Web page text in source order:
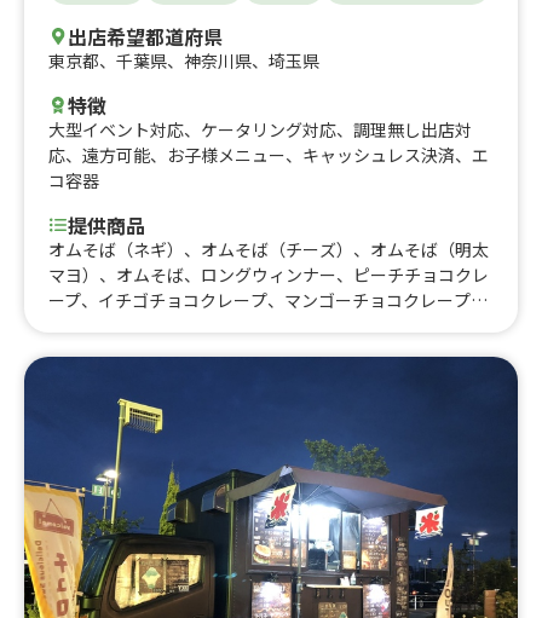
出店希望都道府県
東京都、 千葉県、 神奈川県、 埼玉県
特徴
大型イベント対応、 ケータリング対応、 調理無し出店対
応、 遠方可能、 お子様メニュー、 キャッシュレス決済、 エ
コ容器
提供商品
オムそば（ネギ）、オムそば（チーズ）、オムそば（明太
マヨ）、オムそば、ロングウィンナー、ピーチチョコクレ
ープ、イチゴチョコクレープ、マンゴーチョコクレープ、
ー（ポテトセット）、ダブルチーズバーガー、チーズバー
ガー、ハンバーガー、ソフトドリンク、生搾りモンブラ
ン、トルネードポテト（750円）、ロングポテト、レモン
サワー、ハイボール、ビール、唐揚げ（5個入り）（750
円）、タン串、牛串、ラムネ、かき氷、トルネードウィン
ナー、牛カルビ丼、ネギ塩牛タン丼、からあげ丼、カフェ
ラテ（アイス・ホット）、コーヒー（アイス・ホット）、
焼きそば、からあげ（5個入り）、チュロス、トルネード
ポテト（700円）